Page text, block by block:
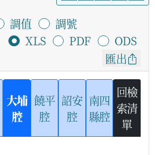
調值
調號
XLS
PDF
ODS
匯出
大埔
腔
饒平
腔
詔安
腔
南四
縣腔
回檢
索清
單